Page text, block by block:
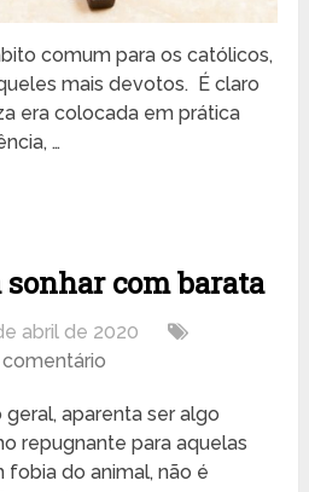
comum para os católicos,
mais devotos. É claro
era colocada em prática
…
com barata
abril de 2020
aparenta ser algo
repugnante para aquelas
do animal, não é